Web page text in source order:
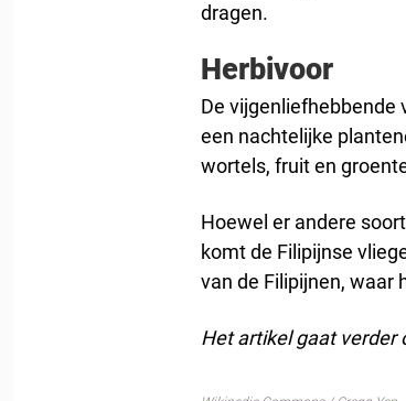
dragen.
Herbivoor
De vijgenliefhebbende
een nachtelijke
wortels, fruit en
Hoewel er andere
komt de Filipijnse
van de Filipijnen, waar
Het artikel gaat verder